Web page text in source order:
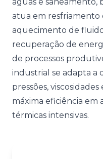
atua em resfriamento
aquecimento de
recuperação de
de processos
industrial se adapta a
pressões,
máxima eficiência em
térmicas intensivas.